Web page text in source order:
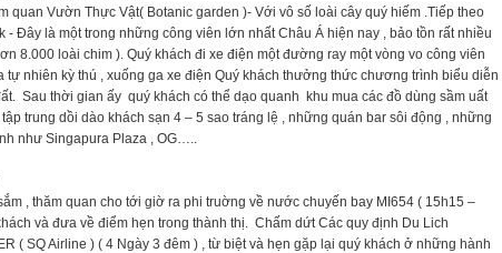
quan Vườn Thực Vật( Botanic garden )- Với vô số loài cây quý hiếm .Tiếp theo
Đây là một trong những công viên lớn nhất Châu Á hiện nay , bảo tồn rất nhiều
8.000 loài chim ). Quý khách đi xe điện một đường ray một vòng vo công viên
nhiên kỳ thú , xuống ga xe điện Quý khách thưởng thức chương trình biểu diễn
Sau thời gian ấy quý khách có thể dạo quanh khu mua các đồ dùng sầm uất
trung dồi dào khách sạn 4 – 5 sao tráng lệ , những quán bar sôi động , những
như Singapura Plaza , OG…..
, thăm quan cho tới giờ ra phi truờng về nước chuyến bay MI654 ( 15h15 –
và đưa về điểm hẹn trong thành thị. Chấm dứt Các quy định Du Lich
( SQ Airline ) ( 4 Ngày 3 đêm ) , từ biệt và hẹn gặp lại quý khách ở những hành